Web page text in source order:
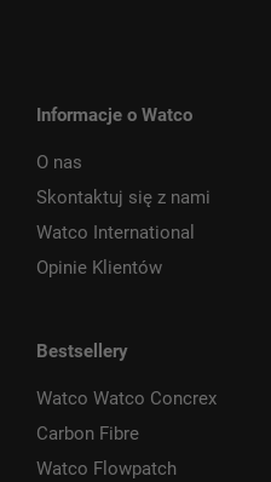
Informacje o Watco
O nas
Skontaktuj się z nami
Watco International
Opinie Klientów
Bestsellery
Watco Watco Concrex
Carbon Fibre
Watco Flowpatch